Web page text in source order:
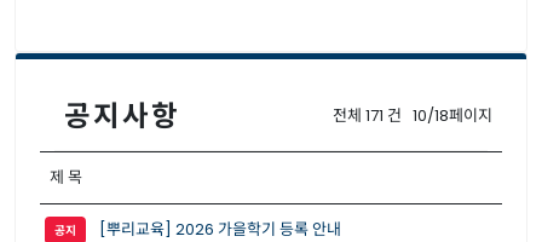
공지사항 전체 171 건 10/18페이지
제 목
공지 [뿌리교육] 2026 가을학기 등록 안내